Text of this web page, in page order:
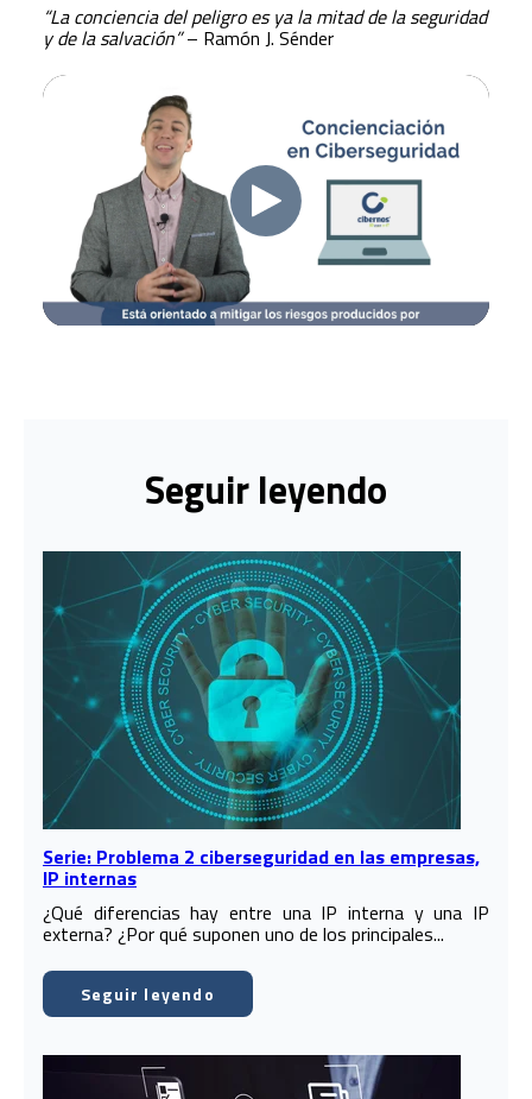
“La conciencia del peligro es ya la mitad de la seguridad
y de la salvación”– Ramón J. Sénder
Seguir leyendo
Serie: Problema 2 ciberseguridad en las empresas,
IP internas
¿Qué diferencias hay entre una IP interna y una IP
externa? ¿Por qué suponen uno de los principales...
Seguir leyendo